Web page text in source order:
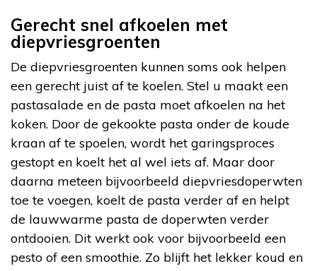
Gerecht snel afkoelen met
diepvriesgroenten
De diepvriesgroenten kunnen soms ook helpen
een gerecht juist af te koelen. Stel u maakt een
pastasalade en de pasta moet afkoelen na het
koken. Door de gekookte pasta onder de koude
kraan af te spoelen, wordt het garingsproces
gestopt en koelt het al wel iets af. Maar door
daarna meteen bijvoorbeeld diepvriesdoperwten
toe te voegen, koelt de pasta verder af en helpt
de lauwwarme pasta de doperwten verder
ontdooien. Dit werkt ook voor bijvoorbeeld een
pesto of een smoothie. Zo blijft het lekker koud en